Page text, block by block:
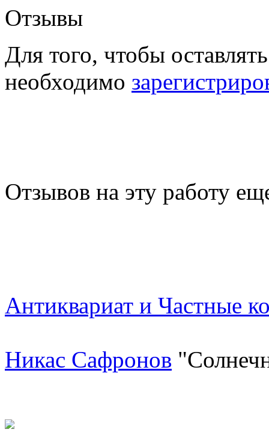
Отзывы
Для того, чтобы
необходимо
Отзывов на эту работу
Антиквариат и Частные
Никас Сафронов